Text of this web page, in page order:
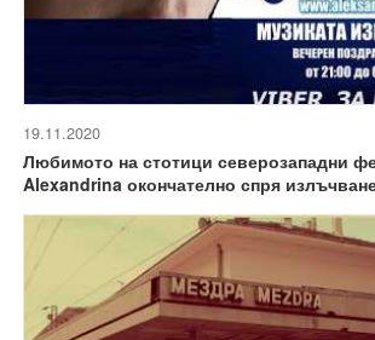
19.11.2020
Любимото на стотици северозападни
Alexandrina окончателно спря